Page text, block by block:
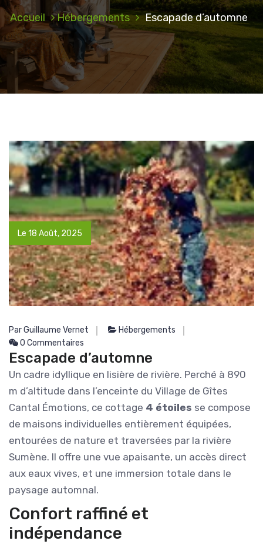
Accueil Hébergements Escapade d’automne
Le 18 Août, 2025
Par Guillaume Vernet
Hébergements
0 Commentaires
Escapade d’automne
Un cadre idyllique en lisière de rivière. Perché à 890
m d’altitude dans l’enceinte du Village de Gîtes
Cantal Émotions, ce cottage 4 étoiles se compose
de maisons individuelles entièrement équipées,
entourées de nature et traversées par la rivière
Sumène. Il offre une vue apaisante, un accès direct
aux eaux vives, et une immersion totale dans le
paysage automnal.
Confort raffiné et
indépendance